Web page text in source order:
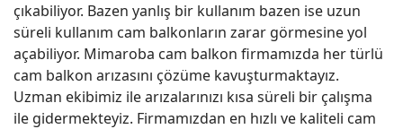
çıkabiliyor. Bazen yanlış bir kullanım bazen ise uzun
süreli kullanım cam balkonların zarar görmesine yol
açabiliyor. Mimaroba cam balkon firmamızda her türlü
cam balkon arızasını çözüme kavuşturmaktayız.
Uzman ekibimiz ile arızalarınızı kısa süreli bir çalışma
ile gidermekteyiz. Firmamızdan en hızlı ve kaliteli cam